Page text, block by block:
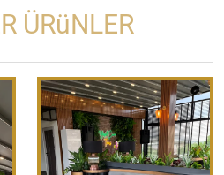
ÜRüNLER